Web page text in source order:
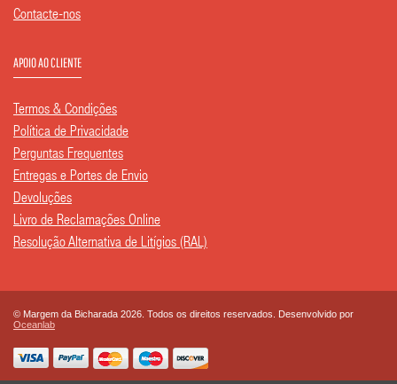
Contacte-nos
APOIO AO CLIENTE
Termos & Condições
Política de Privacidade
Perguntas Frequentes
Entregas e Portes de Envio
Devoluções
Livro de Reclamações Online
Resolução Alternativa de Litígios (RAL)
© Margem da Bicharada 2026. Todos os direitos reservados. Desenvolvido por
Oceanlab